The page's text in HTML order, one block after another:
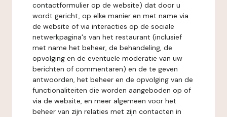
contactformulier op de website) dat door u
wordt gericht, op elke manier en met name via
de website of via interacties op de sociale
netwerkpagina's van het restaurant (inclusief
met name het beheer, de behandeling, de
opvolging en de eventuele moderatie van uw
berichten of commentaren) en de te geven
antwoorden, het beheer en de opvolging van de
functionaliteiten die worden aangeboden op of
via de website, en meer algemeen voor het
beheer van zijn relaties met zijn contacten in